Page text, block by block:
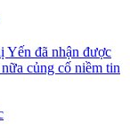
Yến đã nhận được
củng cố niềm tin